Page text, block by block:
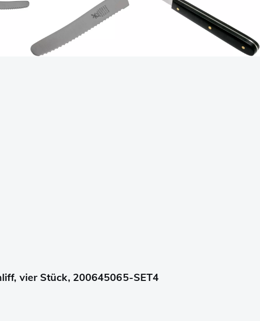
vier Stück, 200645065-SET4